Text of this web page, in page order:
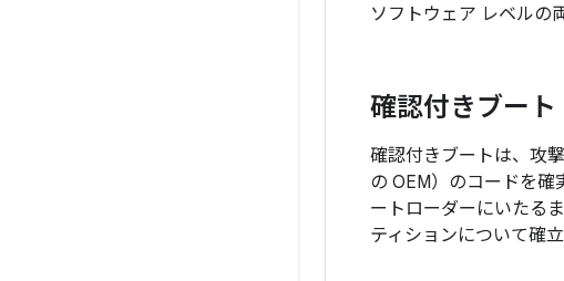
ソフトウェア レベルの
確認付きブート
確認付きブートは、攻
の OEM）のコードを
ートローダーにいたる
ティションについて確立